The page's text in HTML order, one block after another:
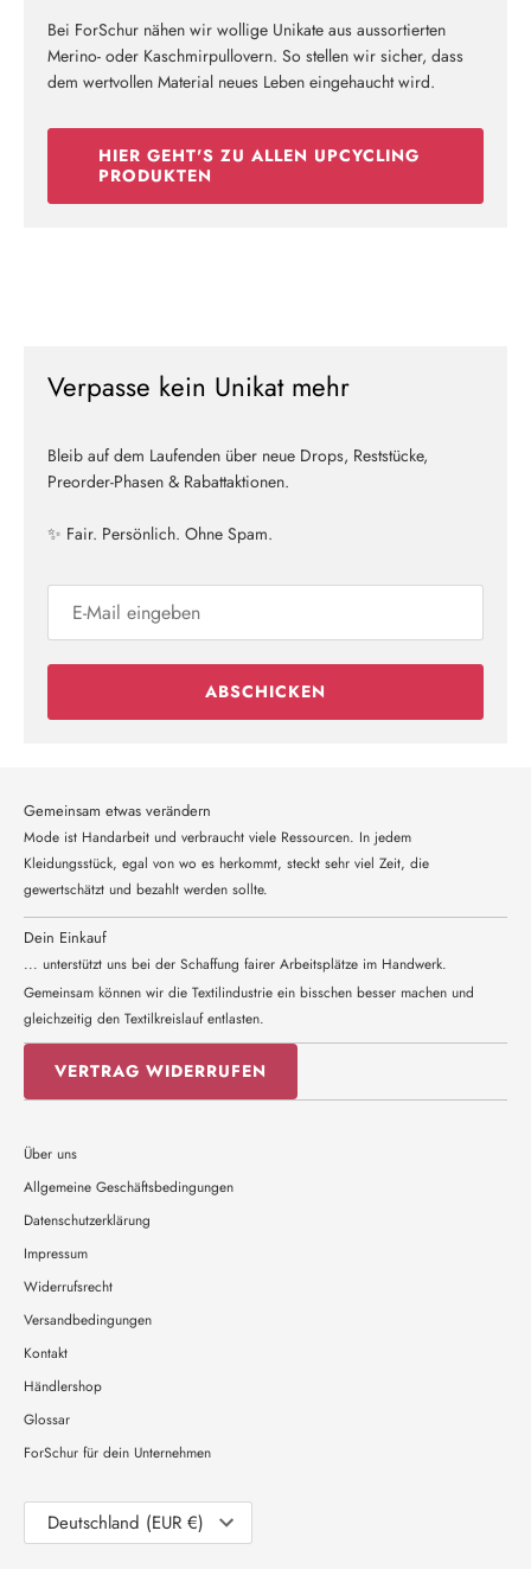
Bei ForSchur nähen wir wollige Unikate aus aussortierten
Merino- oder Kaschmirpullovern. So stellen wir sicher, dass
dem wertvollen Material neues Leben eingehaucht wird.
HIER GEHT'S ZU ALLEN UPCYCLING
PRODUKTEN
Verpasse kein Unikat mehr
Bleib auf dem Laufenden über neue Drops, Reststücke,
Preorder-Phasen & Rabattaktionen.
✨ Fair. Persönlich. Ohne Spam.
ABSCHICKEN
Gemeinsam etwas verändern
Mode ist Handarbeit und verbraucht viele Ressourcen. In jedem
Kleidungsstück, egal von wo es herkommt, steckt sehr viel Zeit, die
gewertschätzt und bezahlt werden sollte.
Dein Einkauf
... unterstützt uns bei der Schaffung fairer Arbeitsplätze im Handwerk.
Gemeinsam können wir die Textilindustrie ein bisschen besser machen und
gleichzeitig den Textilkreislauf entlasten.
VERTRAG WIDERRUFEN
Über uns
Allgemeine Geschäftsbedingungen
Datenschutzerklärung
Impressum
Widerrufsrecht
Versandbedingungen
Kontakt
Händlershop
Glossar
ForSchur für dein Unternehmen
WährungDeutschland (EUR €)